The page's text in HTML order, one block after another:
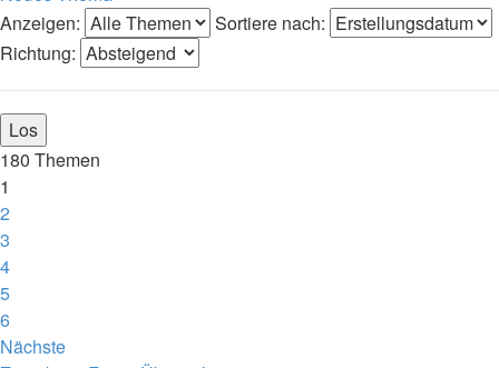
Anzeigen:
Sortiere nach:
Richtung:
180 Themen
1
2
3
4
5
6
Nächste